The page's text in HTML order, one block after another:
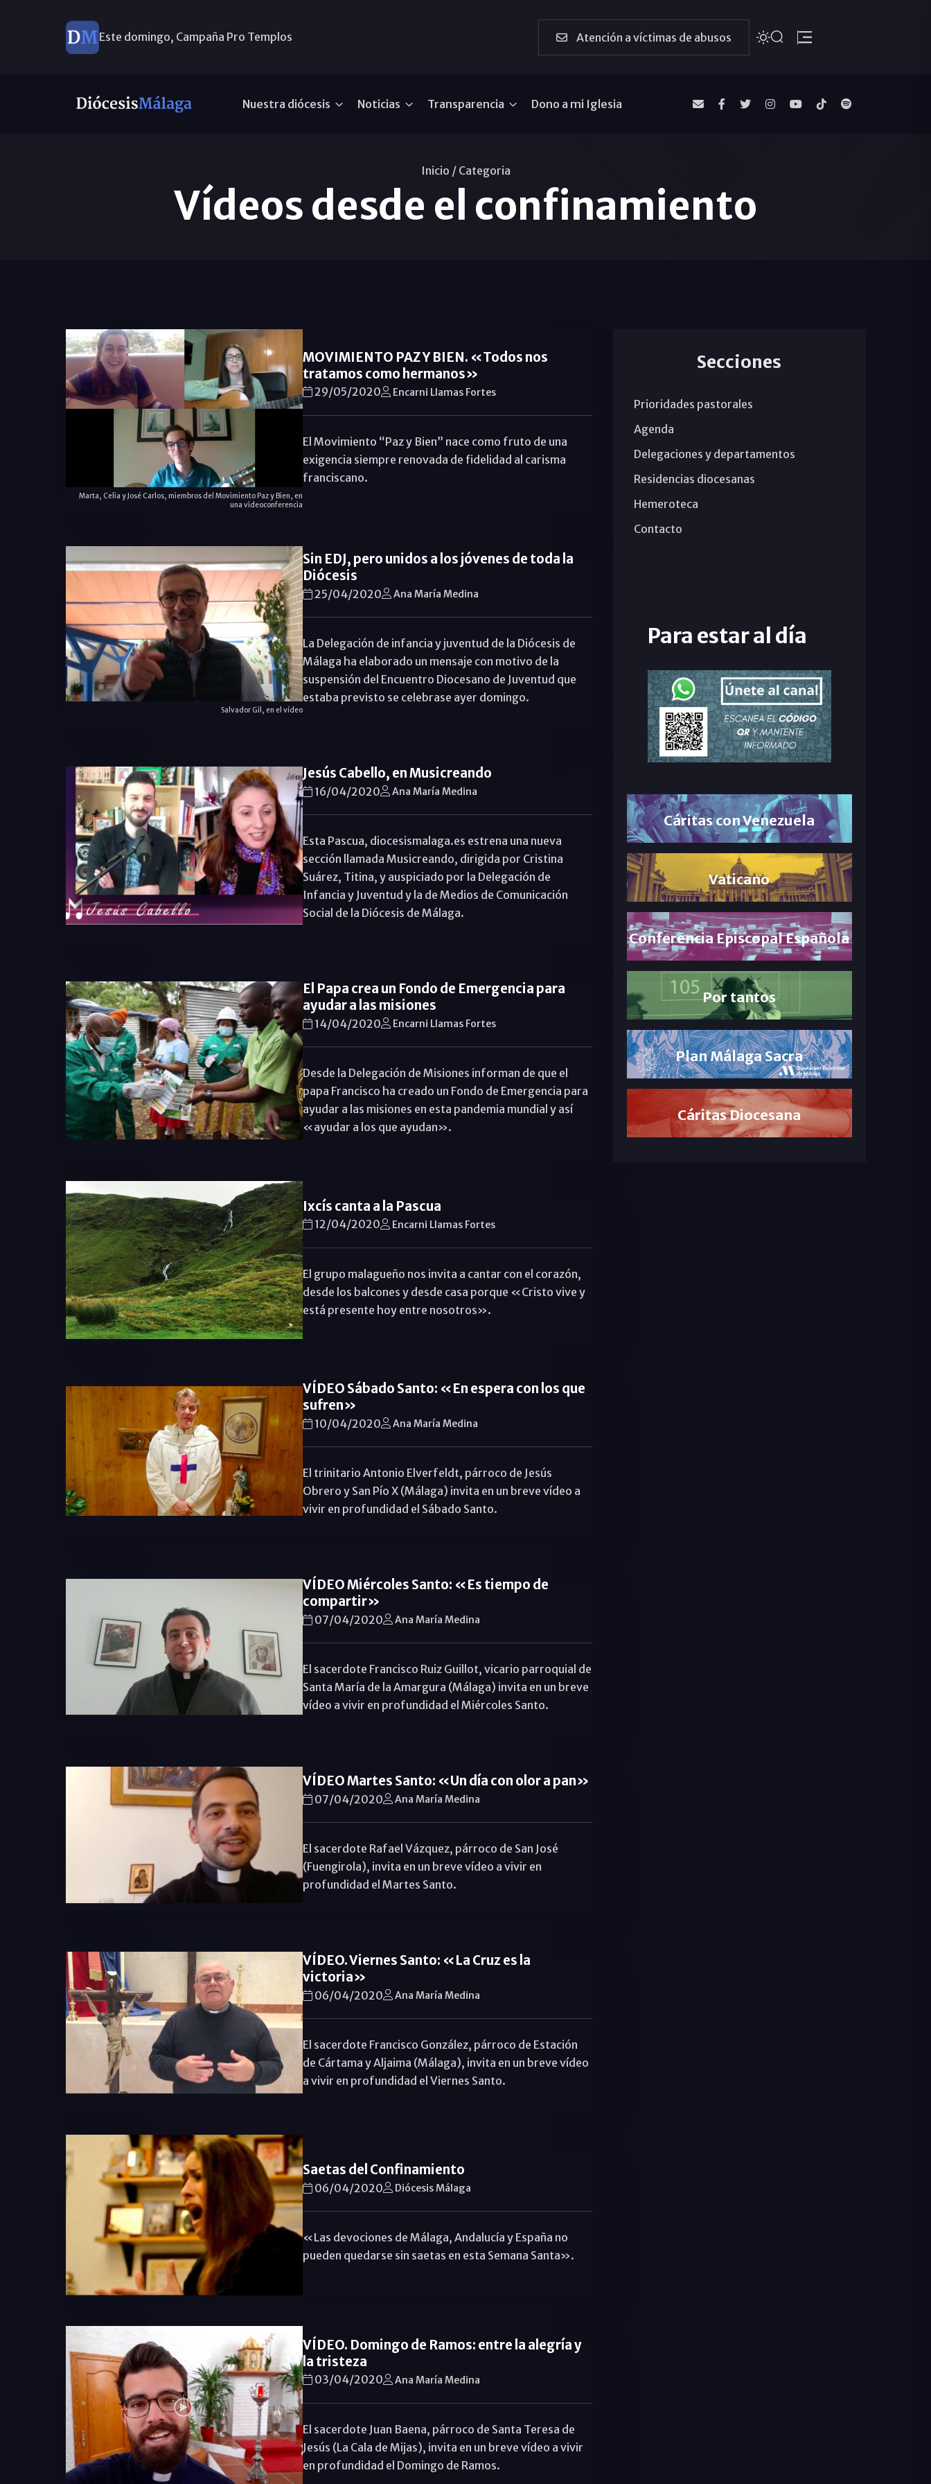
Este domingo, Campaña Pro Templos Atención a víctimas de abusos
Nuestra diócesis Noticias Transparencia Dono a mi Iglesia
Inicio / Categoria
Vídeos desde el confinamiento
Marta, Celia y José Carlos, miembros del Movimiento Paz y Bien, en
una videoconferencia
MOVIMIENTO PAZ Y BIEN. «Todos nos
tratamos como hermanos»
29/05/2020 Encarni Llamas Fortes
El Movimiento “Paz y Bien” nace como fruto de una
exigencia siempre renovada de fidelidad al carisma
franciscano.
Salvador Gil, en el vídeo
Sin EDJ, pero unidos a los jóvenes de toda la
Diócesis
25/04/2020 Ana María Medina
La Delegación de infancia y juventud de la Diócesis de
Málaga ha elaborado un mensaje con motivo de la
suspensión del Encuentro Diocesano de Juventud que
estaba previsto se celebrase ayer domingo.
Jesús Cabello, en Musicreando
16/04/2020 Ana María Medina
Esta Pascua, diocesismalaga.es estrena una nueva
sección llamada Musicreando, dirigida por Cristina
Suárez, Titina, y auspiciado por la Delegación de
Infancia y Juventud y la de Medios de Comunicación
Social de la Diócesis de Málaga.
El Papa crea un Fondo de Emergencia para
ayudar a las misiones
14/04/2020 Encarni Llamas Fortes
Desde la Delegación de Misiones informan de que el
papa Francisco ha creado un Fondo de Emergencia para
ayudar a las misiones en esta pandemia mundial y así
«ayudar a los que ayudan».
Ixcís canta a la Pascua
12/04/2020 Encarni Llamas Fortes
El grupo malagueño nos invita a cantar con el corazón,
desde los balcones y desde casa porque «Cristo vive y
está presente hoy entre nosotros».
VÍDEO Sábado Santo: «En espera con los que
sufren»
10/04/2020 Ana María Medina
El trinitario Antonio Elverfeldt, párroco de Jesús
Obrero y San Pío X (Málaga) invita en un breve vídeo a
vivir en profundidad el Sábado Santo.
VÍDEO Miércoles Santo: «Es tiempo de
compartir»
07/04/2020 Ana María Medina
El sacerdote Francisco Ruiz Guillot, vicario parroquial de
Santa María de la Amargura (Málaga) invita en un breve
vídeo a vivir en profundidad el Miércoles Santo.
VÍDEO Martes Santo: «Un día con olor a pan»
07/04/2020 Ana María Medina
El sacerdote Rafael Vázquez, párroco de San José
(Fuengirola), invita en un breve vídeo a vivir en
profundidad el Martes Santo.
VÍDEO. Viernes Santo: «La Cruz es la
victoria»
06/04/2020 Ana María Medina
El sacerdote Francisco González, párroco de Estación
de Cártama y Aljaima (Málaga), invita en un breve vídeo
a vivir en profundidad el Viernes Santo.
Saetas del Confinamiento
06/04/2020 Diócesis Málaga
«Las devociones de Málaga, Andalucía y España no
pueden quedarse sin saetas en esta Semana Santa».
VÍDEO. Domingo de Ramos: entre la alegría y
la tristeza
03/04/2020 Ana María Medina
El sacerdote Juan Baena, párroco de Santa Teresa de
Jesús (La Cala de Mijas), invita en un breve vídeo a vivir
en profundidad el Domingo de Ramos.
Secciones
Prioridades pastorales
Agenda
Delegaciones y departamentos
Residencias diocesanas
Hemeroteca
Contacto
Para estar al día
Cáritas con Venezuela
Vaticano
Conferencia Episcopal Española
Por tantos
Plan Málaga Sacra
Cáritas Diocesana